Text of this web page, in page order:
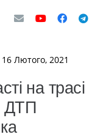
16 Лютого, 2021
на трасі
ДТП